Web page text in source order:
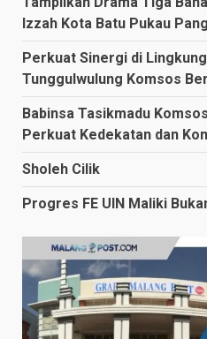
Izzah Kota Batu Pukau
Perkuat Sinergi di
Tunggulwulung Komsos
Babinsa Tasikmadu
Perkuat Kedekatan dan
Sholeh Cilik
Progres FE UIN Maliki